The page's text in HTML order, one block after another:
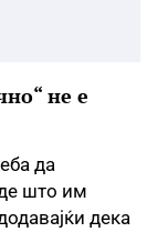
не е
да
што им
дека